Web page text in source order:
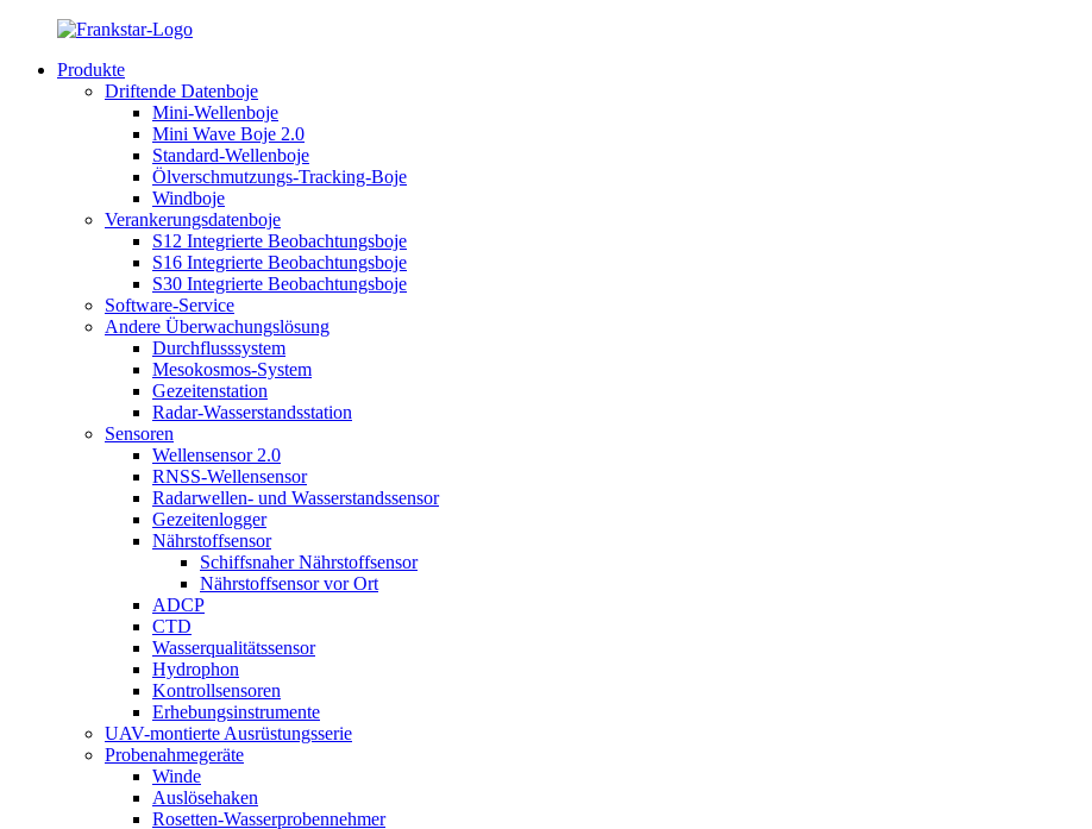
Produkte
Driftende Datenboje
Mini-Wellenboje
Mini Wave Boje 2.0
Standard-Wellenboje
Ölverschmutzungs-Tracking-Boje
Windboje
Verankerungsdatenboje
S12 Integrierte Beobachtungsboje
S16 Integrierte Beobachtungsboje
S30 Integrierte Beobachtungsboje
Software-Service
Andere Überwachungslösung
Durchflusssystem
Mesokosmos-System
Gezeitenstation
Radar-Wasserstandsstation
Sensoren
Wellensensor 2.0
RNSS-Wellensensor
Radarwellen- und Wasserstandssensor
Gezeitenlogger
Nährstoffsensor
Schiffsnaher Nährstoffsensor
Nährstoffsensor vor Ort
ADCP
CTD
Wasserqualitätssensor
Hydrophon
Kontrollsensoren
Erhebungsinstrumente
UAV-montierte Ausrüstungsserie
Probenahmegeräte
Winde
Auslösehaken
Rosetten-Wasserprobennehmer